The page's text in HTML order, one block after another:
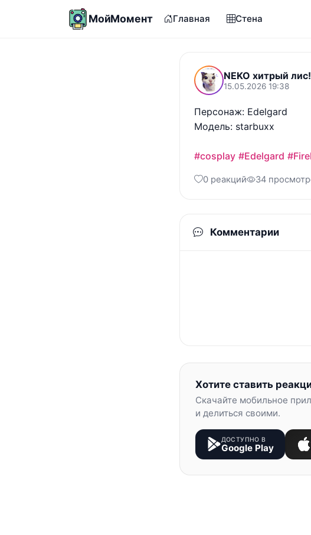
МойМомент Главная Стена
NEKO хитрый лис!
15.05.2026 19:38
Персонаж: Edelgard
Модель: starbuxx
#cosplay #Edelgard
0 реакций 34
Комментарии
Хотите ставить
Скачайте мобильное
и делиться своими.
ДОСТУПНО В
Google Play